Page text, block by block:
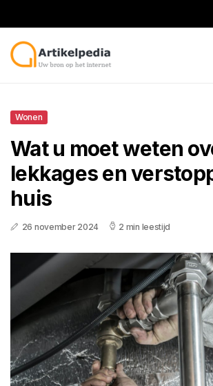
Wonen
Wat u moet weten
lekkages en
huis
26 november 2024 2 min leestijd